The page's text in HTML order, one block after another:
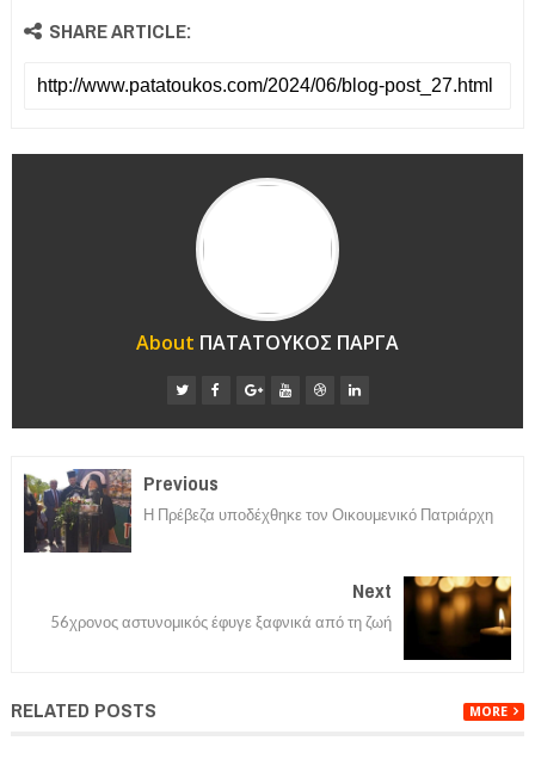
SHARE ARTICLE:
About ΠΑΤΑΤΟΥΚΟΣ ΠΑΡΓΑ
Previous
Η Πρέβεζα υποδέχθηκε τον Οικουμενικό Πατριάρχη
Next
56χρονος αστυνομικός έφυγε ξαφνικά από τη ζωή
RELATED POSTS MORE